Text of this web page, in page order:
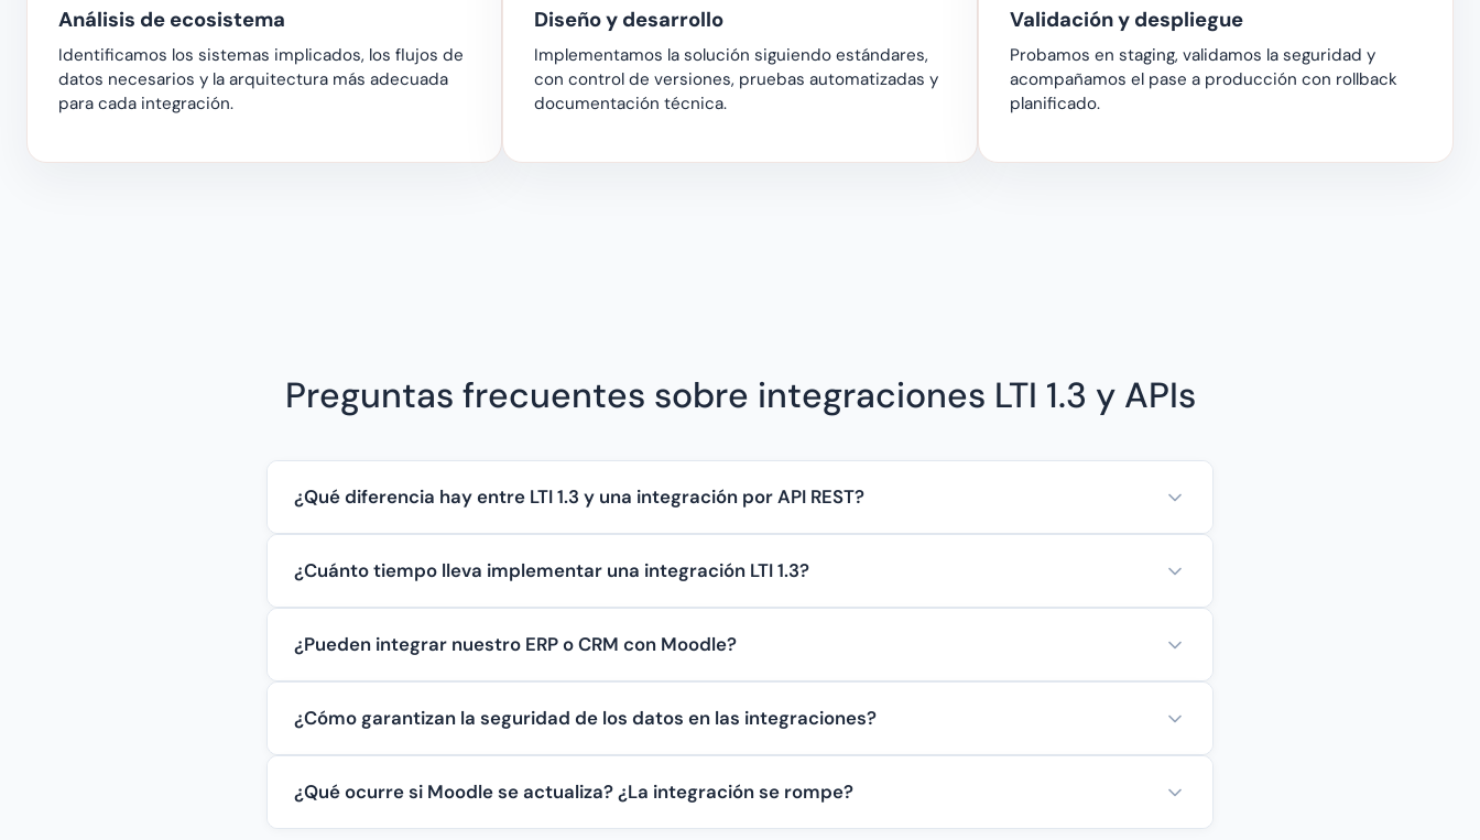
Análisis de ecosistema
Identificamos los sistemas implicados, los flujos de
datos necesarios y la arquitectura más adecuada
para cada integración.
Diseño y desarrollo
Implementamos la solución siguiendo estándares,
con control de versiones, pruebas automatizadas y
documentación técnica.
Validación y despliegue
Probamos en staging, validamos la seguridad y
acompañamos el pase a producción con rollback
planificado.
Preguntas frecuentes sobre integraciones LTI 1.3 y APIs
¿Qué diferencia hay entre LTI 1.3 y una integración por API REST?
¿Cuánto tiempo lleva implementar una integración LTI 1.3?
¿Pueden integrar nuestro ERP o CRM con Moodle?
¿Cómo garantizan la seguridad de los datos en las integraciones?
¿Qué ocurre si Moodle se actualiza? ¿La integración se rompe?